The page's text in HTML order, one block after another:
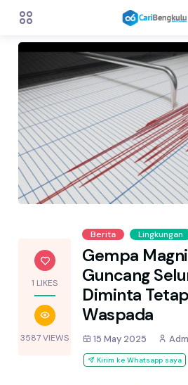
1 LIKES
3587 VIEWS
Berita Lingkungan
Gempa
Guncang
Diminta
Waspada
15 May 2025
Kirim ke Whatsapp saya